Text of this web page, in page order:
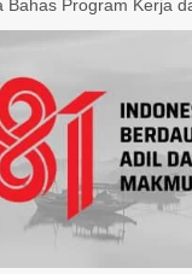
Bahas Program Kerja